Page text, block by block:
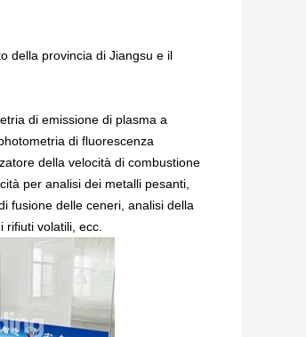
della provincia di Jiangsu e il
di emissione di plasma a
di fluorescenza
della velocità di combustione
per analisi dei metalli pesanti,
fusione delle ceneri, analisi della
rifiuti volatili, ecc.